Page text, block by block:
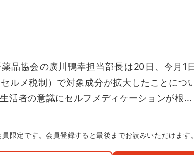
品協会の廣川鴨幸担当部長は20日、今月1
ルメ税制）で対象成分が拡大したことにつ
活者の意識にセルフメディケーションが根…
員限定です。会員登録すると最後までお読みいただけます。